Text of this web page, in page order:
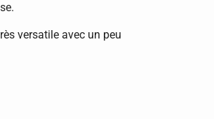
versatile avec un peu